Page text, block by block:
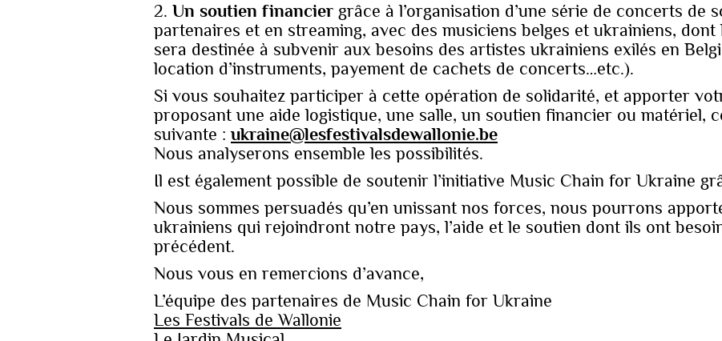
2. Un soutien financier grâce à l’organisation d’une série de concerts de
partenaires et en streaming, avec des musiciens belges et ukrainiens,
sera destinée à subvenir aux besoins des artistes ukrainiens exilés en
location d’instruments, payement de cachets de concerts…etc.).
Si vous souhaitez participer à cette opération de solidarité, et apporter
proposant une aide logistique, une salle, un soutien financier ou matériel,
suivante :ukraine@lesfestivalsdewallonie.be
Nous analyserons ensemble les possibilités.
Il est également possible de soutenir l’initiative Music Chain for Ukraine
Nous sommes persuadés qu’en unissant nos forces, nous pourrons
ukrainiens qui rejoindront notre pays, l’aide et le soutien dont ils ont
précédent.
Nous vous en remercions d’avance,
L’équipe des partenaires de Music Chain for Ukraine
Les Festivals de Wallonie